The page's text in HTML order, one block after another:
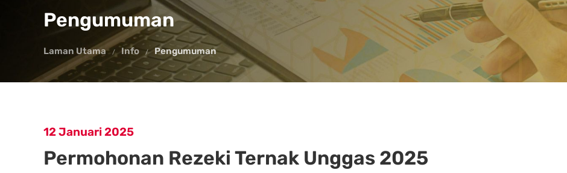
Pengumuman
Laman Utama Info Pengumuman
12 Januari 2025
Permohonan Rezeki Ternak Unggas 2025